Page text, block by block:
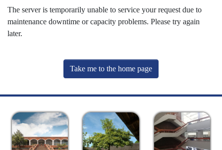
The server is temporarily unable to service your request due to
maintenance downtime or capacity problems. Please try again
later.
Take me to the home page